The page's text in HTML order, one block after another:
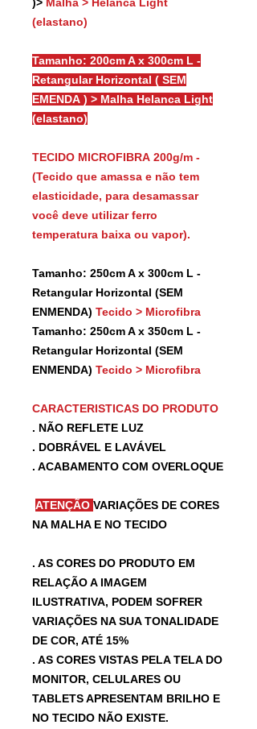
(elastano)
Tamanho: 200cm A x 300cm L -
Retangular Horizontal ( SEM
EMENDA ) > Malha Helanca Light
(elastano)
TECIDO MICROFIBRA 200g/m -
(Tecido que amassa e não tem
elasticidade, para desamassar
você deve utilizar ferro
temperatura baixa ou vapor).
Tamanho: 250cm A x 300cm L -
Retangular Horizontal (SEM
ENMENDA) Tecido > Microfibra
Tamanho: 250cm A x 350cm L -
Retangular Horizontal (SEM
ENMENDA) Tecido > Microfibra
CARACTERISTICAS DO PRODUTO
. NÃO REFLETE LUZ
. DOBRÁVEL E LAVÁVEL
. ACABAMENTO COM OVERLOQUE
ATENÇÃO VARIAÇÕES DE CORES
NA MALHA E NO TECIDO
. AS CORES DO PRODUTO EM
RELAÇÃO A IMAGEM
ILUSTRATIVA, PODEM SOFRER
VARIAÇÕES NA SUA TONALIDADE
DE COR, ATÉ 15%
. AS CORES VISTAS PELA TELA DO
MONITOR, CELULARES OU
TABLETS APRESENTAM BRILHO E
NO TECIDO NÃO EXISTE.